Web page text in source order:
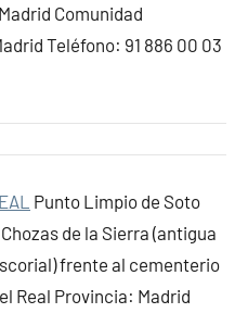
Comunidad
Teléfono: 91 886 00 03
Punto Limpio de Soto
de la Sierra (antigua
frente al cementerio
Real Provincia: Madrid